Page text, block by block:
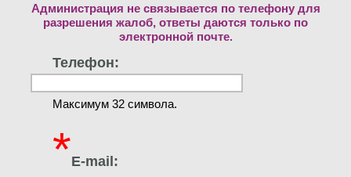
Администрация не связывается по телефону для
разрешения жалоб, ответы даются только по
электронной почте.
Телефон:
Максимум 32 символа.
*E-mail: